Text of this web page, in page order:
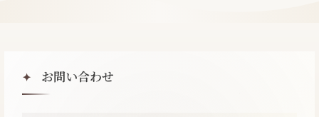
✦ お問い合わせ